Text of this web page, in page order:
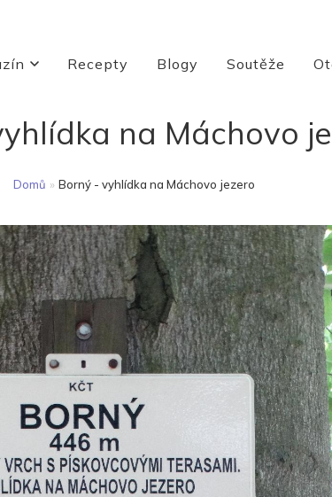
Recepty Blogy Soutěže
na Máchovo
Domů » Borný - vyhlídka na Máchovo jezero